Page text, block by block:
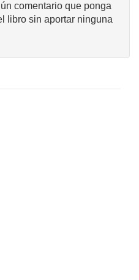
comentario que ponga
libro sin aportar ninguna